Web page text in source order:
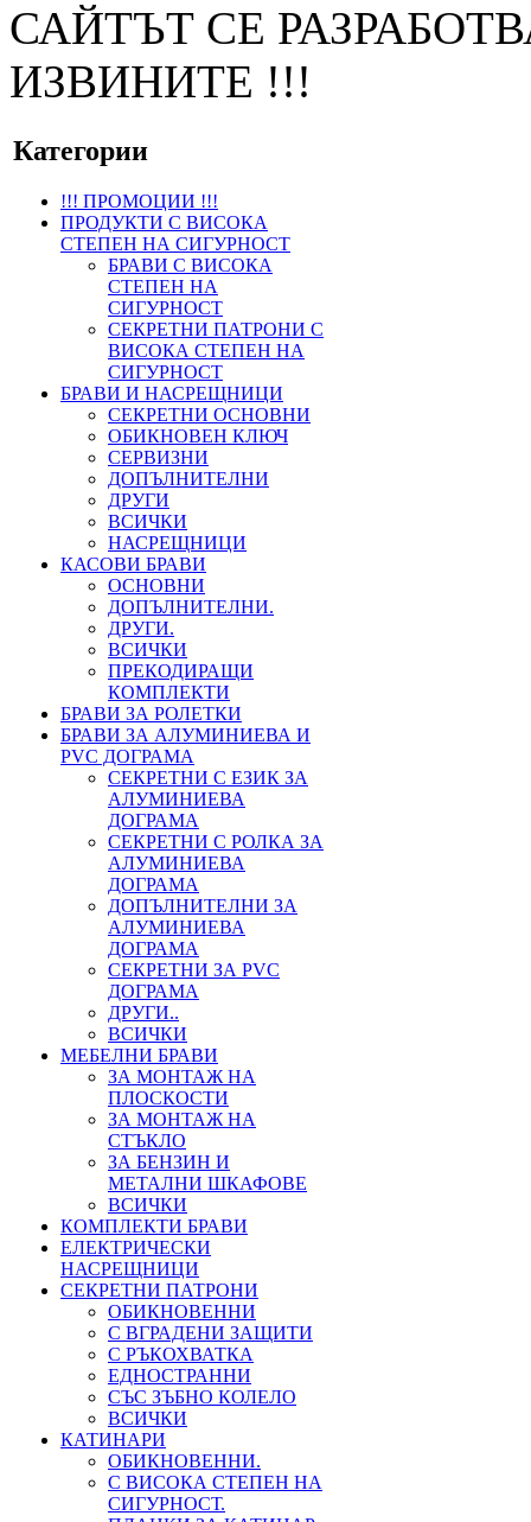
САЙТЪТ СЕ
ИЗВИНИТЕ !!!
Категории
!!! ПРОМОЦИИ !!!
ПРОДУКТИ С ВИСОКА
СТЕПЕН НА СИГУРНОСТ
БРАВИ С ВИСОКА
СТЕПЕН НА
СИГУРНОСТ
СЕКРЕТНИ ПАТРОНИ С
ВИСОКА СТЕПЕН НА
СИГУРНОСТ
БРАВИ И НАСРЕЩНИЦИ
СЕКРЕТНИ ОСНОВНИ
ОБИКНОВЕН КЛЮЧ
СЕРВИЗНИ
ДОПЪЛНИТЕЛНИ
ДРУГИ
ВСИЧКИ
НАСРЕЩНИЦИ
КАСОВИ БРАВИ
ОСНОВНИ
ДОПЪЛНИТЕЛНИ.
ДРУГИ.
ВСИЧКИ
ПРЕКОДИРАЩИ
КОМПЛЕКТИ
БРАВИ ЗА РОЛЕТКИ
БРАВИ ЗА АЛУМИНИЕВА И
PVC ДОГРАМА
СЕКРЕТНИ С ЕЗИК ЗА
АЛУМИНИЕВА
ДОГРАМА
СЕКРЕТНИ С РОЛКА ЗА
АЛУМИНИЕВА
ДОГРАМА
ДОПЪЛНИТЕЛНИ ЗА
АЛУМИНИЕВА
ДОГРАМА
СЕКРЕТНИ ЗА PVC
ДОГРАМА
ДРУГИ..
ВСИЧКИ
МЕБЕЛНИ БРАВИ
ЗА МОНТАЖ НА
ПЛОСКОСТИ
ЗА МОНТАЖ НА
СТЪКЛО
ЗА БЕНЗИН И
МЕТАЛНИ ШКАФОВЕ
ВСИЧКИ
КОМПЛЕКТИ БРАВИ
ЕЛЕКТРИЧЕСКИ
НАСРЕЩНИЦИ
СЕКРЕТНИ ПАТРОНИ
ОБИКНОВЕННИ
С ВГРАДЕНИ ЗАЩИТИ
С РЪКОХВАТКА
ЕДНОСТРАННИ
СЪС ЗЪБНО КОЛЕЛО
ВСИЧКИ
КАТИНАРИ
ОБИКНОВЕННИ.
С ВИСОКА СТЕПЕН НА
СИГУРНОСТ.